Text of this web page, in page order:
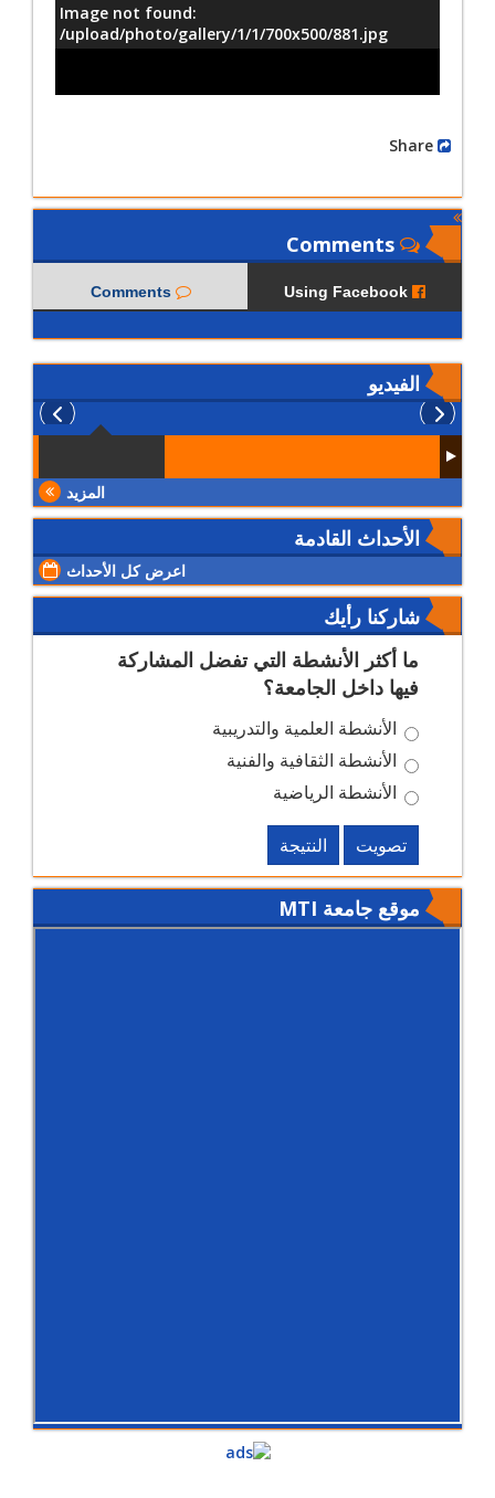
–/8
Image not found:
/upload/photo/gallery/1/1/700x500/881.jpg
Comments
الفيديو
المزيد
الأحداث القادمة
اعرض كل الأحداث
شاركنا رأيك
ما أكثر الأنشطة التي تفضل المشاركة
فيها داخل الجامعة؟
الأنشطة العلمية والتدريبية
الأنشطة الثقافية والفنية
الأنشطة الرياضية
تصويت النتيجة
موقع جامعة MTI